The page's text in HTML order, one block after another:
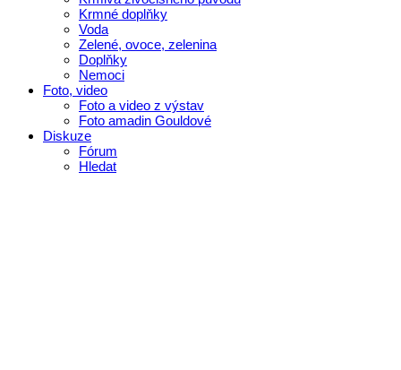
Krmné doplňky
Voda
Zelené, ovoce, zelenina
Doplňky
Nemoci
Foto, video
Foto a video z výstav
Foto amadin Gouldové
Diskuze
Fórum
Hledat